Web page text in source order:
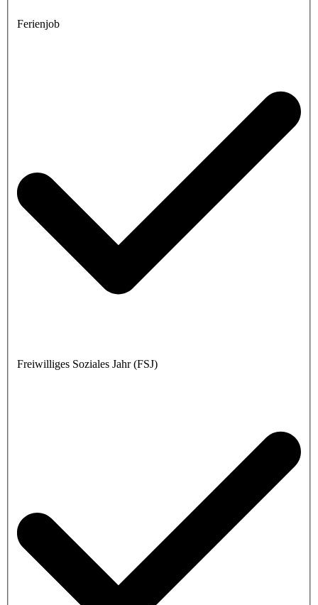
Ferienjob
Freiwilliges Soziales Jahr (FSJ)